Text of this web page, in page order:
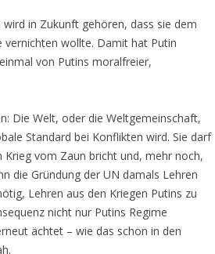
in Zukunft gehören, dass sie dem
wollte. Damit hat Putin
von Putins moralfreier,
Die Welt, oder die Weltgemeinschaft,
Standard bei Konflikten wird. Sie darf
vom Zaun bricht und, mehr noch,
die Gründung der UN damals Lehren
Lehren aus den Kriegen Putins zu
nicht nur Putins Regime
ächtet – wie das schon in den